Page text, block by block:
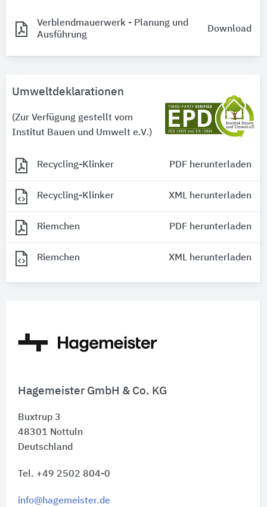
Hagemeister GmbH & Co. KG
Buxtrup 3
48301 Nottuln
Deutschland
Tel. +49 2502 804-0
info@hagemeister.de
Verblendmauerwerk - Planung und
Ausführung
Download
Umweltdeklarationen
(Zur Verfügung gestellt vom
Institut Bauen und Umwelt e.V.)
Recycling-Klinker PDF herunterladen
Recycling-Klinker XML herunterladen
Riemchen PDF herunterladen
Riemchen XML herunterladen